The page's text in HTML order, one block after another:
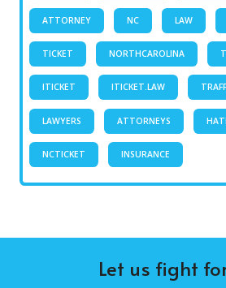
ATTORNEY NC LAW
TICKET NORTHCAROLINA
ITICKET ITICKET.LAW
LAWYERS ATTORNEYS
NCTICKET INSURANCE
Let us fight